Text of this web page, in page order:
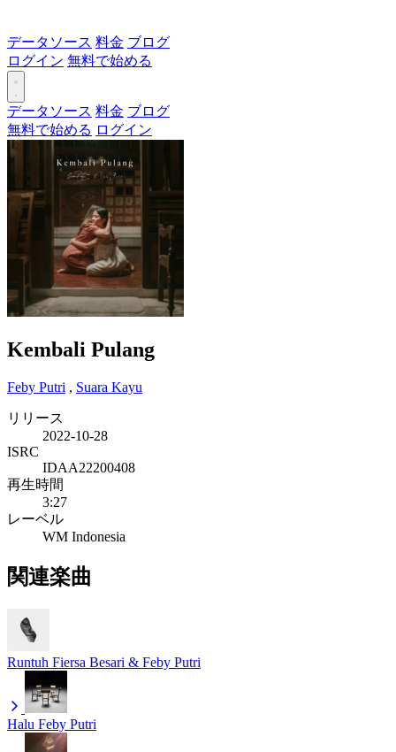
データソース 料金 ブログ
ログイン 無料で始める
データソース 料金 ブログ
無料で始める ログイン
Kembali Pulang
Feby Putri , Suara Kayu
リリース
2022-10-28
ISRC
IDAA22200408
再生時間
3:27
レーベル
WM Indonesia
関連楽曲
Runtuh Fiersa Besari & Feby Putri
Halu Feby Putri